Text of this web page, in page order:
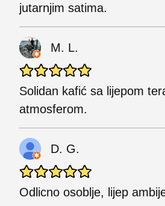
jutarnjim satima.
M. L.
Solidan kafić sa lijepom
atmosferom.
D. G.
Odlicno osoblje, lijep